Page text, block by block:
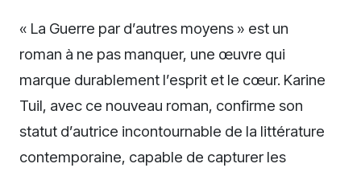
« La Guerre par d’autres moyens » est un
roman à ne pas manquer, une œuvre qui
marque durablement l’esprit et le cœur. Karine
Tuil, avec ce nouveau roman, confirme son
statut d’autrice incontournable de la littérature
contemporaine, capable de capturer les